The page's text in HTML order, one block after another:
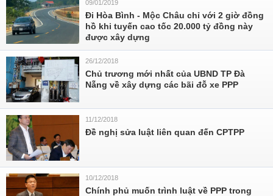
09/01/2019
Đi Hòa Bình - Mộc Châu chỉ với 2 giờ đồng
hồ khi tuyến cao tốc 20.000 tỷ đồng này
được xây dựng
26/12/2018
Chủ trương mới nhất của UBND TP Đà
Nẵng về xây dựng các bãi đỗ xe PPP
11/12/2018
Đề nghị sửa luật liên quan đến CPTPP
10/12/2018
Chính phủ muốn trình luật về PPP trong